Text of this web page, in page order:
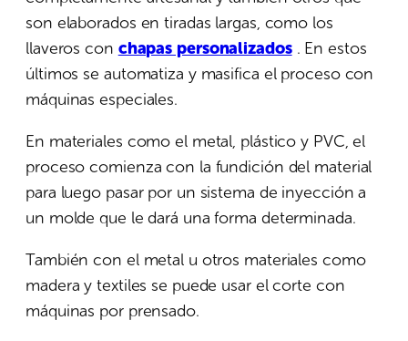
son elaborados en tiradas largas, como los
llaveros con chapas personalizados. En estos
últimos se automatiza y masifica el proceso con
máquinas especiales.
En materiales como el metal, plástico y PVC, el
proceso comienza con la fundición del material
para luego pasar por un sistema de inyección a
un molde que le dará una forma determinada.
También con el metal u otros materiales como
madera y textiles se puede usar el corte con
máquinas por prensado.